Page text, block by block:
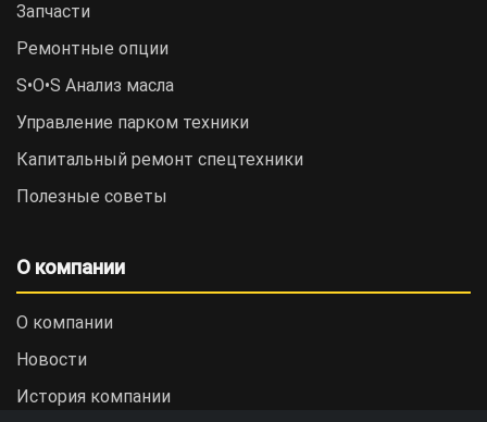
Запчасти
Ремонтные опции
S•O•S Анализ масла
Управление парком техники
Капитальный ремонт спецтехники
Полезные советы
О компании
О компании
Новости
История компании